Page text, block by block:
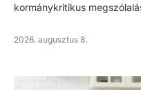
kormánykritikus
2026. augusztus 8.